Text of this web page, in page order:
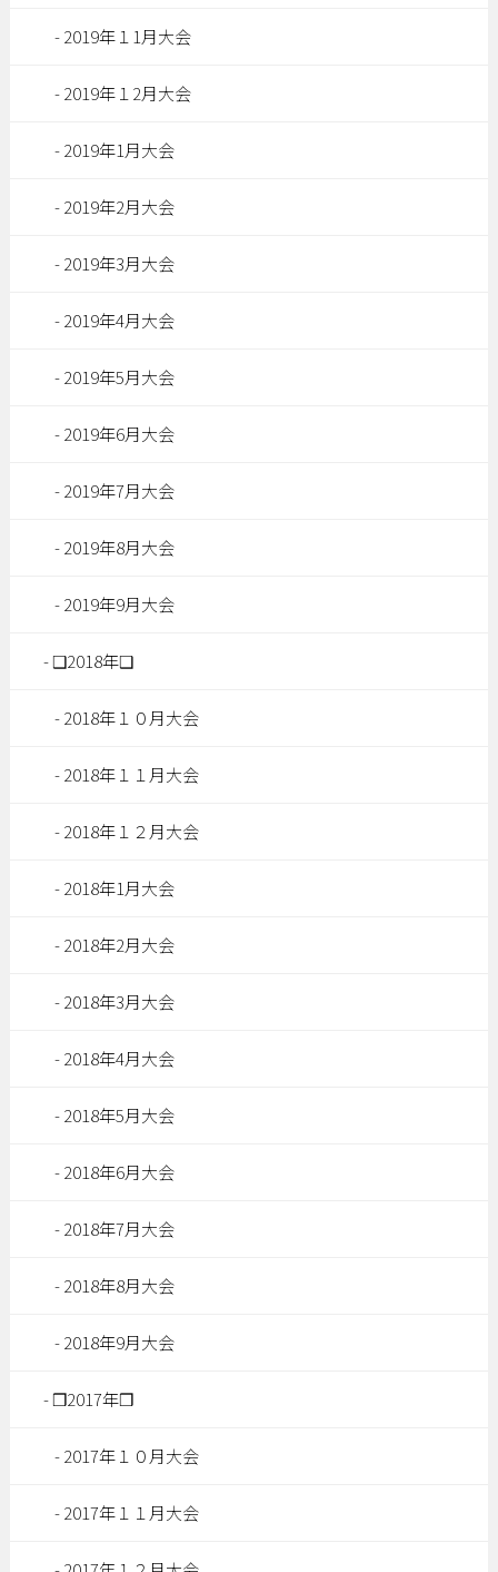
2019年１1月大会
2019年１2月大会
2019年1月大会
2019年2月大会
2019年3月大会
2019年4月大会
2019年5月大会
2019年6月大会
2019年7月大会
2019年8月大会
2019年9月大会
❑2018年❑
2018年１０月大会
2018年１１月大会
2018年１２月大会
2018年1月大会
2018年2月大会
2018年3月大会
2018年4月大会
2018年5月大会
2018年6月大会
2018年7月大会
2018年8月大会
2018年9月大会
❒2017年❒
2017年１０月大会
2017年１１月大会